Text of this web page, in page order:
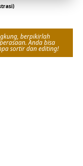
berpikirlah
Anda bisa
sortir dan editing!